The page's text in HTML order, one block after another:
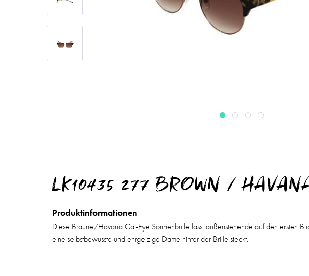
LK10435 277 BROWN /
Produktinformationen
Diese Braune/Havana Cat-Eye Sonnenbrille lässt außenstehende auf den ersten
eine selbstbewusste und ehrgeizige Dame hinter der Brille steckt.